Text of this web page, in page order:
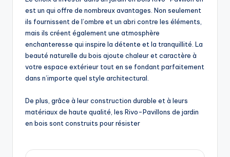
est un qui offre de nombreux avantages. Non seulement
ils fournissent de l’ombre et un abri contre les éléments,
mais ils créent également une atmosphère
enchanteresse qui inspire la détente et la tranquillité. La
beauté naturelle du bois ajoute chaleur et caractère à
votre espace extérieur tout en se fondant parfaitement
dans n’importe quel style architectural.
De plus, grâce à leur construction durable et à leurs
matériaux de haute qualité, les Rivo-Pavillons de jardin
en bois sont construits pour résister